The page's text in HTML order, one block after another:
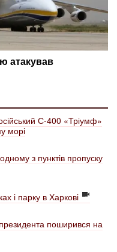
С-400 «Тріумф»
морі
з пунктів пропуску
і парку в Харкові
поширився на